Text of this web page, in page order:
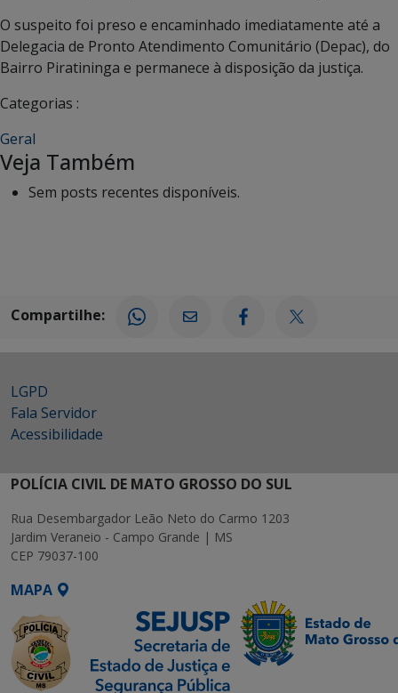
O suspeito foi preso e encaminhado imediatamente até a
Delegacia de Pronto Atendimento Comunitário (Depac), do
Bairro Piratininga e permanece à disposição da justiça.
Categorias :
Geral
Veja Também
Sem posts recentes disponíveis.
Compartilhe:
LGPD
Fala Servidor
Acessibilidade
POLÍCIA CIVIL DE MATO GROSSO DO SUL
Rua Desembargador Leão Neto do Carmo 1203
Jardim Veraneio - Campo Grande | MS
CEP 79037-100
MAPA